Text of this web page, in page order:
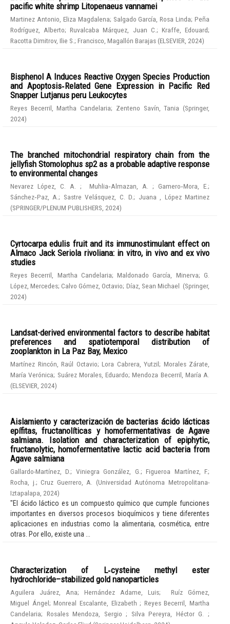
pacific white shrimp Litopenaeus vannamei
Martinez Antonio, Eliza Magdalena; Salgado García, Rosa Linda; Peña
Rodríguez, Alberto;Ruvalcaba Márquez, Juan C. ; Kraffe, Edouard;
Racotta Dimitrov, Ilie S. ; Francisco, Magallón Barajas (ELSEVIER 2024)
Bisphenol A Induces Reactive Oxygen Species Production
and Apoptosis‑Related Gene Expression in Pacific Red
Snapper Lutjanus peru Leukocytes
Reyes Becerril, Martha Candelaria; Zenteno Savín, Tania (Springer,
2024)
The branched mitochondrial respiratory chain from the
jellyfish Stomolophus sp2 as a probable adaptive response
to environmental changes
Nevarez López, C. A. ; Muhlia‑Almazan, A.;Gamero‑Mora, E.;
Sánchez‑Paz, A.; Sastre Velásquez, C. D.; Juana , López Martinez
(SPRINGER/PLENUM PUBLISHERS 2024)
Cyrtocarpa edulis fruit and its immunostimulant effect on
Almaco Jack Seriola rivoliana: in vitro, in vivo and ex vivo
studies
Reyes Becerril, Martha Candelaria;Maldonado García, Minerva;G.
López, Mercedes;Calvo Gómez, Octavio; Díaz, Sean Michael (Springer,
2024)
Landsat-derived environmental factors to describe habitat
preferences and spatiotemporal distribution of
zooplankton in La Paz Bay, Mexico
Martínez Rincón, Raúl Octavio; Lora Cabrera, Yutzil; Morales Zárate,
María Verónica; Suárez Morales, Eduardo;Mendoza Becerril, María A.
(ELSEVIER 2024)
Aislamiento y caracterización de bacterias ácido lácticas
epífitas, fructanolíticas y homofermentativas de Agave
salmiana. Isolation and characterization of epiphytic,
fructanolytic, homofermentative lactic acid bacteria from
Agave salmiana
Gallardo-Martínez, D.; Viniegra González, G. ;Figueroa Martínez, F.;
Rocha, j. ;Cruz Guerrero, A. (Universidad Autónoma Metropolitana-
Iztapalapa 2024)
"El ácido láctico es un compuesto químico que cumple funciones
importantes en diversos procesos bioquímicos y tiene diferentes
aplicaciones en industrias como la alimentaria, cosmética, entre
otras. Por ello, existe una ...
Characterization of L‑cysteine methyl ester
hydrochloride–stabilized gold nanoparticles
Aguilera Juárez, Ana; Hernández Adame, Luis;
Ruíz Gómez,
Miguel Ángel;Monreal Escalante, Elizabeth; Reyes Becerril, Martha
Candelaria; Rosales Mendoza, Sergio; Silva Pereyra, Héctor G.;